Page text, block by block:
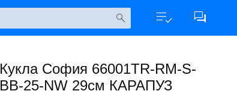
Кукла София 66001TR-RM-S-
BB-25-NW 29см КАРАПУЗ